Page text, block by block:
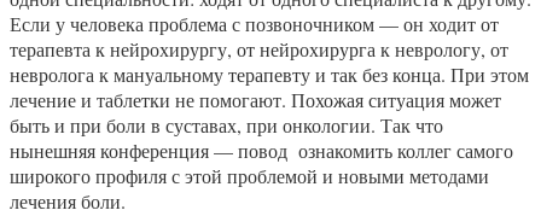
Если у человека проблема с позвоночником — он ходит от
терапевта к нейрохирургу, от нейрохирурга к неврологу, от
невролога к мануальному терапевту и так без конца. При этом
лечение и таблетки не помогают. Похожая ситуация может
быть и при боли в суставах, при онкологии. Так что
нынешняя конференция — повод ознакомить коллег самого
широкого профиля с этой проблемой и новыми методами
лечения боли.